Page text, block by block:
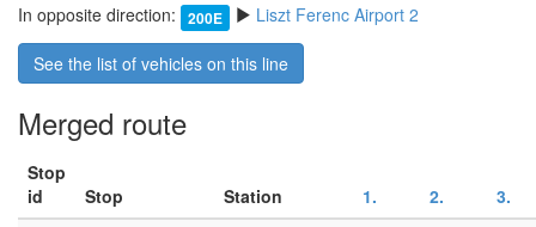
In opposite direction: 200E Liszt Ferenc Airport 2
See the list of vehicles on this line
Merged route
Stop
id
Stop Station 1. 2.
3.